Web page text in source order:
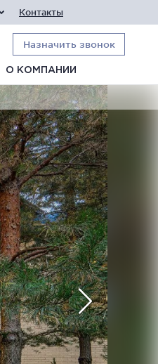
Контакты
Назначить звонок
О КОМПАНИИ